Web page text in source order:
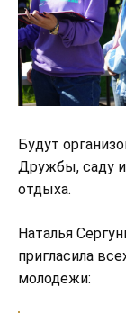
Будут
Дружбы, саду
отдыха.
Наталья
пригласила
молодежи: